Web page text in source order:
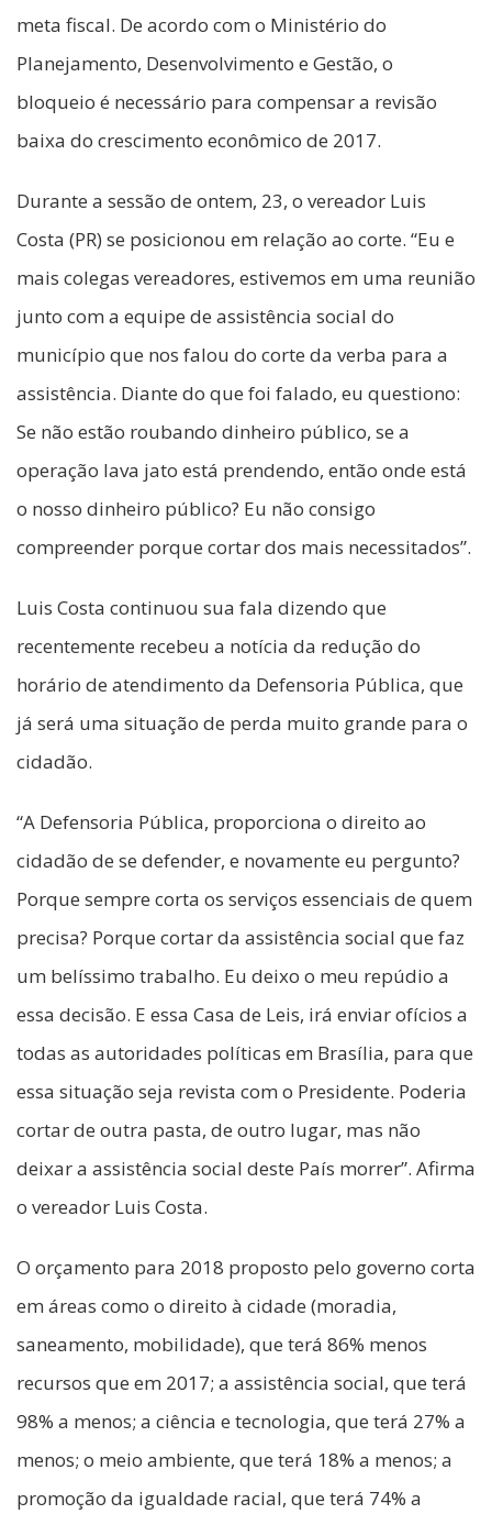
meta fiscal. De acordo com o Ministério do
Planejamento, Desenvolvimento e Gestão, o
bloqueio é necessário para compensar a revisão
baixa do crescimento econômico de 2017.
Durante a sessão de ontem, 23, o vereador Luis
Costa (PR) se posicionou em relação ao corte. “Eu e
mais colegas vereadores, estivemos em uma reunião
junto com a equipe de assistência social do
município que nos falou do corte da verba para a
assistência. Diante do que foi falado, eu questiono:
Se não estão roubando dinheiro público, se a
operação lava jato está prendendo, então onde está
o nosso dinheiro público? Eu não consigo
compreender porque cortar dos mais necessitados”.
Luis Costa continuou sua fala dizendo que
recentemente recebeu a notícia da redução do
horário de atendimento da Defensoria Pública, que
já será uma situação de perda muito grande para o
cidadão.
“A Defensoria Pública, proporciona o direito ao
cidadão de se defender, e novamente eu pergunto?
Porque sempre corta os serviços essenciais de quem
precisa? Porque cortar da assistência social que faz
um belíssimo trabalho. Eu deixo o meu repúdio a
essa decisão. E essa Casa de Leis, irá enviar ofícios a
todas as autoridades políticas em Brasília, para que
essa situação seja revista com o Presidente. Poderia
cortar de outra pasta, de outro lugar, mas não
deixar a assistência social deste País morrer”. Afirma
o vereador Luis Costa.
O orçamento para 2018 proposto pelo governo corta
em áreas como o direito à cidade (moradia,
saneamento, mobilidade), que terá 86% menos
recursos que em 2017; a assistência social, que terá
98% a menos; a ciência e tecnologia, que terá 27% a
menos; o meio ambiente, que terá 18% a menos; a
promoção da igualdade racial, que terá 74% a